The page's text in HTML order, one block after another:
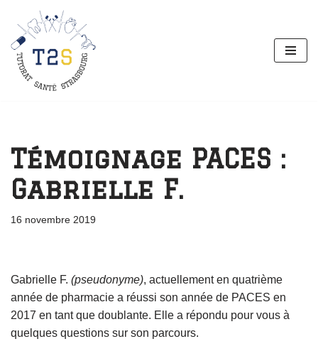
Aller
au
contenu
Témoignage PACES :
Gabrielle F.
16 novembre 2019
Gabrielle F. (pseudonyme), actuellement en quatrième
année de pharmacie a réussi son année de PACES en
2017 en tant que doublante. Elle a répondu pour vous à
quelques questions sur son parcours.